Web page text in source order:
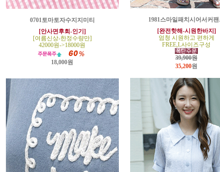
0701토마토자수지지미티
[안사면후회-인기]
[여름신상-한정수량만]
42000원->18000원
18,000원
1981스마일패치시어서커팬
[완전핫해-시원한바지]
엄청 시원하고 편하게
FREE,L사이즈구성
39,900원
35,200원